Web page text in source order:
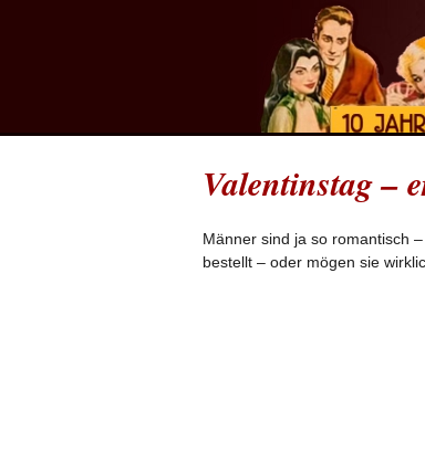
Valentinstag –
Männer sind ja so romantisch
bestellt – oder mögen sie